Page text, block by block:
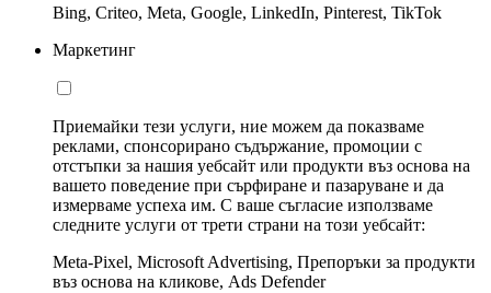
Bing, Criteo, Meta, Google, LinkedIn, Pinterest, TikTok
Маркетинг
Приемайки тези услуги, ние можем да показваме
реклами, спонсорирано съдържание, промоции с
отстъпки за нашия уебсайт или продукти въз основа на
вашето поведение при сърфиране и пазаруване и да
измерваме успеха им. С ваше съгласие използваме
следните услуги от трети страни на този уебсайт:
Meta-Pixel, Microsoft Advertising, Препоръки за продукти
въз основа на кликове, Ads Defender